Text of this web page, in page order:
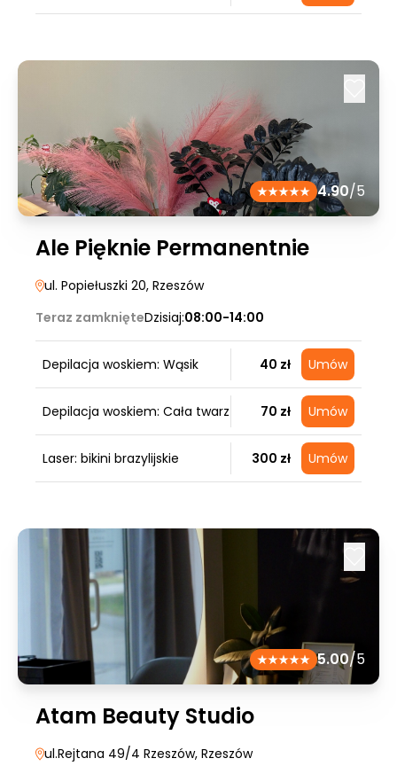
4.90/5
Ale Pięknie Permanentnie
ul. Popiełuszki 20, Rzeszów
Teraz zamknięteDzisiaj:08:00-14:00
Depilacja woskiem: Wąsik 40 zł Umów
Depilacja woskiem: Cała twarz 70 zł Umów
Laser: bikini brazylijskie 300 zł Umów
5.00/5
Atam Beauty Studio
ul.Rejtana 49/4 Rzeszów, Rzeszów